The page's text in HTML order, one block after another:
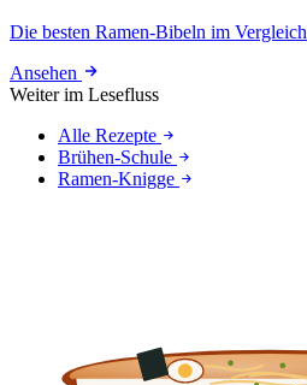
Die besten Ramen-Bibeln im Vergleich
Ansehen
Weiter im Lesefluss
Alle Rezepte
Brühen-Schule
Ramen-Knigge